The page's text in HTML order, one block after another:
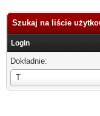
Szukaj na liście
Login
Dokładnie:
T
Login